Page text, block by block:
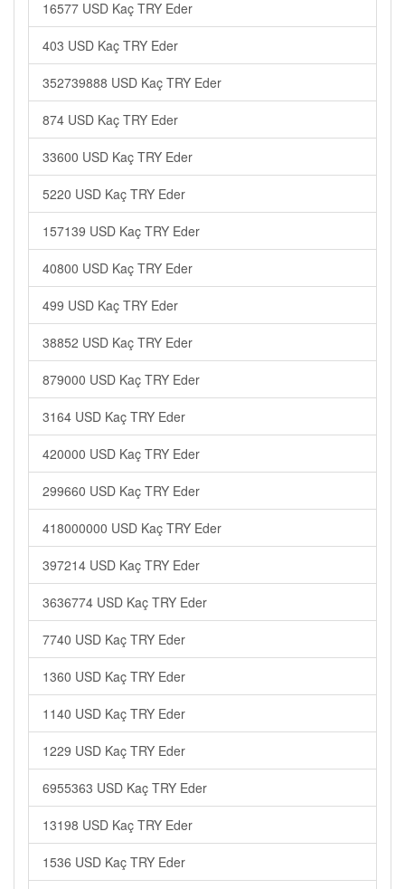
16577 USD Kaç TRY Eder
403 USD Kaç TRY Eder
352739888 USD Kaç TRY Eder
874 USD Kaç TRY Eder
33600 USD Kaç TRY Eder
5220 USD Kaç TRY Eder
157139 USD Kaç TRY Eder
40800 USD Kaç TRY Eder
499 USD Kaç TRY Eder
38852 USD Kaç TRY Eder
879000 USD Kaç TRY Eder
3164 USD Kaç TRY Eder
420000 USD Kaç TRY Eder
299660 USD Kaç TRY Eder
418000000 USD Kaç TRY Eder
397214 USD Kaç TRY Eder
3636774 USD Kaç TRY Eder
7740 USD Kaç TRY Eder
1360 USD Kaç TRY Eder
1140 USD Kaç TRY Eder
1229 USD Kaç TRY Eder
6955363 USD Kaç TRY Eder
13198 USD Kaç TRY Eder
1536 USD Kaç TRY Eder